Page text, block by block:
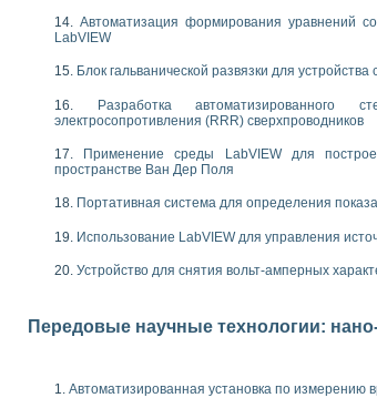
практикумов на кафедре информационных
образования и подготовки преподавателей для
по электротехнике в среде MULTISIM
частотного анализа для LabWindows/CVI и LabVIEW
«Технологии NATIONAL INSTRUMENTS» в
постоянного тока
электромагнитного поля для испытаний
ИИС на базе оборудования NI CompactDAQ
Автоматизация формирования уравнений
LabVIEW
Блок гальванической развязки для
Разработка автоматизированного
электросопротивления (RRR) сверхпроводников
Применение среды LabVIEW для
пространстве Ван Дер Поля
Портативная система для определения
Использование LabVIEW для управления
Устройство для снятия вольт-амперных
Передовые научные технологии:
Автоматизированная установка по измерению